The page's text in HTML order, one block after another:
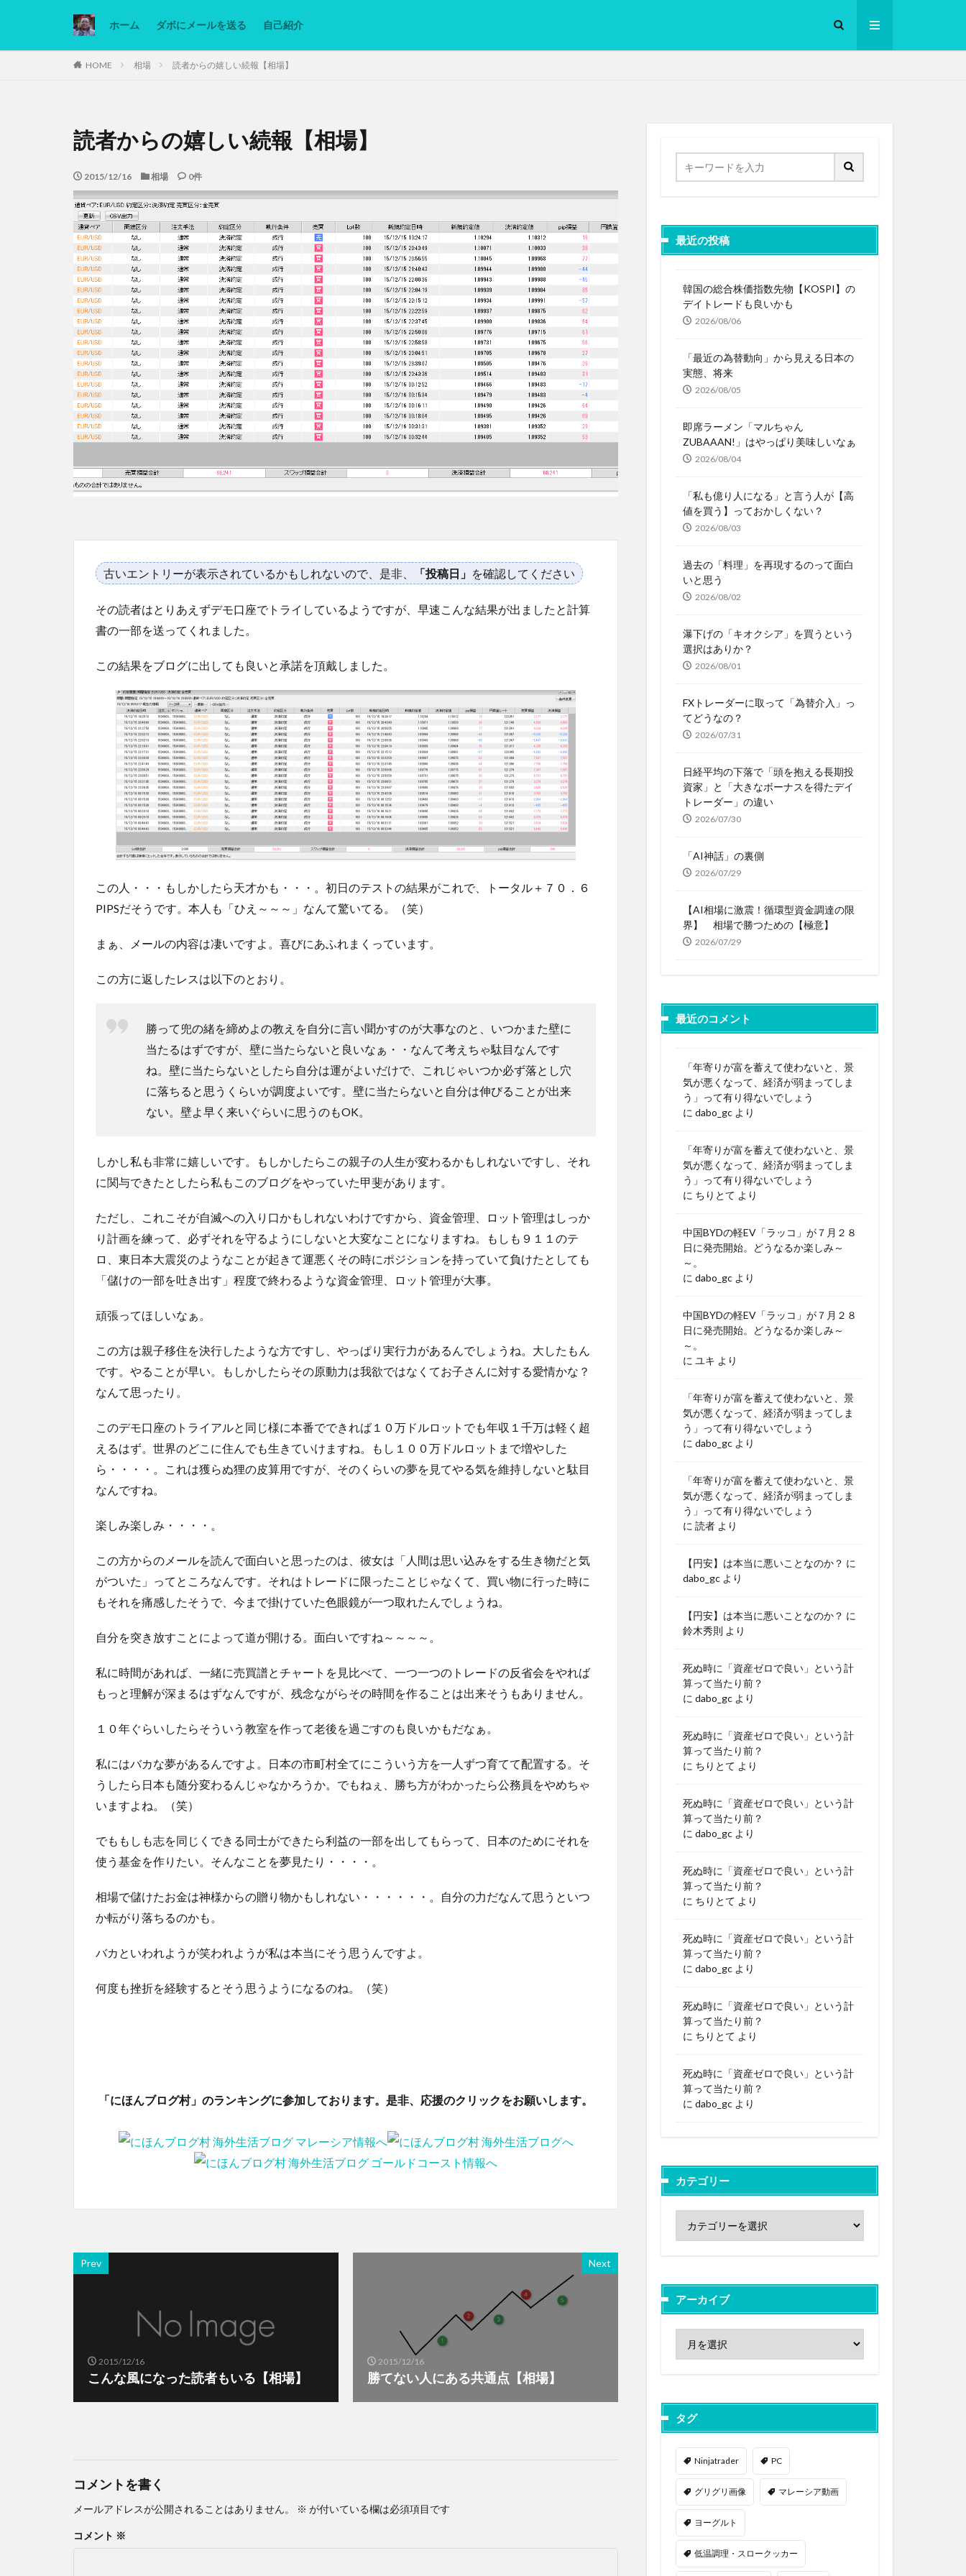
ホーム ダボにメールを送る 自己紹介
HOME 相場 読者からの嬉しい続報【相場】
読者からの嬉しい続報【相場】
2015/12/16 相場 0件
古いエントリーが表示されているかもしれないので、是非、 「投稿日」 を確認してください
その読者はとりあえずデモ口座でトライしているようですが、早速こんな結果が出ましたと計算
書の一部を送ってくれました。
この結果をブログに出しても良いと承諾を頂戴しました。
この人・・・もしかしたら天才かも・・・。初日のテストの結果がこれで、トータル＋７０．６
PIPSだそうです。本人も「ひえ～～～」なんて驚いてる。（笑）
まぁ、メールの内容は凄いですよ。喜びにあふれまくっています。
この方に返したレスは以下のとおり。
勝って兜の緒を締めよの教えを自分に言い聞かすのが大事なのと、いつかまた壁に
当たるはずですが、壁に当たらないと良いなぁ・・なんて考えちゃ駄目なんです
ね。壁に当たらないとしたら自分は運がよいだけで、これじゃいつか必ず落とし穴
に落ちると思うくらいが調度よいです。壁に当たらないと自分は伸びることが出来
ない。壁よ早く来いぐらいに思うのもOK。
しかし私も非常に嬉しいです。もしかしたらこの親子の人生が変わるかもしれないですし、それ
に関与できたとしたら私もこのブログをやっていた甲斐があります。
ただし、これこそが自滅への入り口かもしれないわけですから、資金管理、ロット管理はしっか
り計画を練って、必ずそれを守るようにしないと大変なことになりますね。もしも９１１のテ
ロ、東日本大震災のようなことが起きて運悪くその時にポジションを持っていて負けたとしても
「儲けの一部を吐き出す」程度で終わるような資金管理、ロット管理が大事。
頑張ってほしいなぁ。
この方は親子移住を決行したような方ですし、やっぱり実行力があるんでしょうね。大したもん
です。やることが早い。もしかしたらその原動力は我欲ではなくてお子さんに対する愛情かな？
なんて思ったり。
このデモ口座のトライアルと同じ様に本番でできれば１０万ドルロットでも年収１千万は軽く超
えるはず。世界のどこに住んでも生きていけますね。もし１００万ドルロットまで増やした
ら・・・・。これは獲らぬ狸の皮算用ですが、そのくらいの夢を見てやる気を維持しないと駄目
なんですね。
楽しみ楽しみ・・・・。
この方からのメールを読んで面白いと思ったのは、彼女は「人間は思い込みをする生き物だと気
がついた」ってところなんです。それはトレードに限ったことじゃなくて、買い物に行った時に
もそれを痛感したそうで、今まで掛けていた色眼鏡が一つ取れたんでしょうね。
自分を突き放すことによって道が開ける。面白いですね～～～～。
私に時間があれば、一緒に売買譜とチャートを見比べて、一つ一つのトレードの反省会をやれば
もっと理解が深まるはずなんですが、残念ながらその時間を作ることは出来そうもありません。
１０年ぐらいしたらそういう教室を作って老後を過ごすのも良いかもだなぁ。
私にはバカな夢があるんですよ。日本の市町村全てにこういう方を一人ずつ育てて配置する。そ
うしたら日本も随分変わるんじゃなかろうか。でもねぇ、勝ち方がわかったら公務員をやめちゃ
いますよね。（笑）
でももしも志を同じくできる同士ができたら利益の一部を出してもらって、日本のためにそれを
使う基金を作りたい。そんなことを夢見たり・・・・。
相場で儲けたお金は神様からの贈り物かもしれない・・・・・・。自分の力だなんて思うといつ
か転がり落ちるのかも。
バカといわれようが笑われようが私は本当にそう思うんですよ。
何度も挫折を経験するとそう思うようになるのね。（笑）
「にほんブログ村」のランキングに参加しております。是非、応援のクリックをお願いします。
Prev
2015/12/16
こんな風になった読者もいる【相場】
Next
2015/12/16
勝てない人にある共通点【相場】
コメントを書く
メールアドレスが公開されることはありません。 ※ が付いている欄は必須項目です
コメント ※
最近の投稿
韓国の総合株価指数先物【KOSPI】の
デイトレードも良いかも
2026/08/06
「最近の為替動向」から見える日本の
実態、将来
2026/08/05
即席ラーメン「マルちゃん
ZUBAAAN!」はやっぱり美味しいなぁ
2026/08/04
「私も億り人になる」と言う人が【高
値を買う】っておかしくない？
2026/08/03
過去の「料理」を再現するのって面白
いと思う
2026/08/02
瀑下げの「キオクシア」を買うという
選択はありか？
2026/08/01
FXトレーダーに取って「為替介入」っ
てどうなの？
2026/07/31
日経平均の下落で「頭を抱える長期投
資家」と「大きなボーナスを得たデイ
トレーダー」の違い
2026/07/30
「AI神話」の裏側
2026/07/29
【AI相場に激震！循環型資金調達の限
界】 相場で勝つための【極意】
2026/07/29
最近のコメント
「年寄りが富を蓄えて使わないと、景
気が悪くなって、経済が弱まってしま
う」って有り得ないでしょう
に dabo_gc より
「年寄りが富を蓄えて使わないと、景
気が悪くなって、経済が弱まってしま
う」って有り得ないでしょう
に ちりとて より
中国BYDの軽EV「ラッコ」が７月２８
日に発売開始。どうなるか楽しみ～
～。
に dabo_gc より
中国BYDの軽EV「ラッコ」が７月２８
日に発売開始。どうなるか楽しみ～
～。
に ユキ より
「年寄りが富を蓄えて使わないと、景
気が悪くなって、経済が弱まってしま
う」って有り得ないでしょう
に dabo_gc より
「年寄りが富を蓄えて使わないと、景
気が悪くなって、経済が弱まってしま
う」って有り得ないでしょう
に 読者 より
【円安】は本当に悪いことなのか？ に
dabo_gc より
【円安】は本当に悪いことなのか？ に
鈴木秀則 より
死ぬ時に「資産ゼロで良い」という計
算って当たり前？
に dabo_gc より
死ぬ時に「資産ゼロで良い」という計
算って当たり前？
に ちりとて より
死ぬ時に「資産ゼロで良い」という計
算って当たり前？
に dabo_gc より
死ぬ時に「資産ゼロで良い」という計
算って当たり前？
に ちりとて より
死ぬ時に「資産ゼロで良い」という計
算って当たり前？
に dabo_gc より
死ぬ時に「資産ゼロで良い」という計
算って当たり前？
に ちりとて より
死ぬ時に「資産ゼロで良い」という計
算って当たり前？
に dabo_gc より
カテゴリー
アーカイブ
タグ
Ninjatrader PC
グリグリ画像 マレーシア動画
ヨーグルト
低温調理・スロークッカー
カテゴリー
Ninjatrader PC グリグリ画像
検索